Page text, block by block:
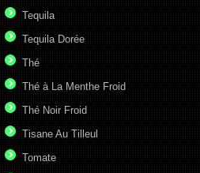
Tequila
Tequila Dorée
Thé
Thé à La Menthe Froid
Thé Noir Froid
Tisane Au Tilleul
Tomate